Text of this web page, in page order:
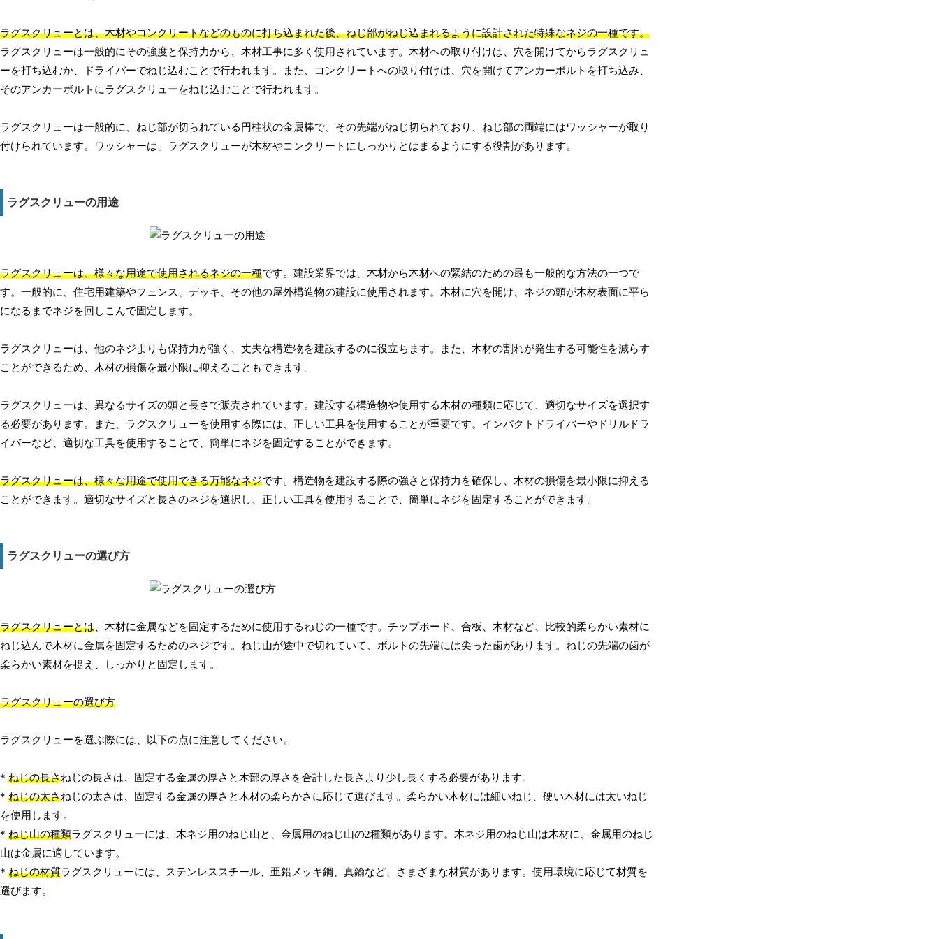
ラグスクリューとは、木材やコンクリートなどのものに打ち込まれた後、ねじ部がねじ込まれるように設計された特殊なネジの一種です。
ラグスクリューは一般的にその強度と保持力から、木材工事に多く使用されています。木材への取り付けは、穴を開けてからラグスクリュ
ーを打ち込むか、ドライバーでねじ込むことで行われます。また、コンクリートへの取り付けは、穴を開けてアンカーボルトを打ち込み、
そのアンカーボルトにラグスクリューをねじ込むことで行われます。
ラグスクリューは一般的に、ねじ部が切られている円柱状の金属棒で、その先端がねじ切られており、ねじ部の両端にはワッシャーが取り
付けられています。ワッシャーは、ラグスクリューが木材やコンクリートにしっかりとはまるようにする役割があります。
ラグスクリューの用途
ラグスクリューは、様々な用途で使用されるネジの一種です。建設業界では、木材から木材への緊結のための最も一般的な方法の一つで
す。一般的に、住宅用建築やフェンス、デッキ、その他の屋外構造物の建設に使用されます。木材に穴を開け、ネジの頭が木材表面に平ら
になるまでネジを回しこんで固定します。
ラグスクリューは、他のネジよりも保持力が強く、丈夫な構造物を建設するのに役立ちます。また、木材の割れが発生する可能性を減らす
ことができるため、木材の損傷を最小限に抑えることもできます。
ラグスクリューは、異なるサイズの頭と長さで販売されています。建設する構造物や使用する木材の種類に応じて、適切なサイズを選択す
る必要があります。また、ラグスクリューを使用する際には、正しい工具を使用することが重要です。インパクトドライバーやドリルドラ
イバーなど、適切な工具を使用することで、簡単にネジを固定することができます。
ラグスクリューは、様々な用途で使用できる万能なネジです。構造物を建設する際の強さと保持力を確保し、木材の損傷を最小限に抑える
ことができます。適切なサイズと長さのネジを選択し、正しい工具を使用することで、簡単にネジを固定することができます。
ラグスクリューの選び方
ラグスクリューとは、木材に金属などを固定するために使用するねじの一種です。チップボード、合板、木材など、比較的柔らかい素材に
ねじ込んで木材に金属を固定するためのネジです。ねじ山が途中で切れていて、ボルトの先端には尖った歯があります。ねじの先端の歯が
柔らかい素材を捉え、しっかりと固定します。
ラグスクリューの選び方
ラグスクリューを選ぶ際には、以下の点に注意してください。
* ねじの長さねじの長さは、固定する金属の厚さと木部の厚さを合計した長さより少し長くする必要があります。
* ねじの太さねじの太さは、固定する金属の厚さと木材の柔らかさに応じて選びます。柔らかい木材には細いねじ、硬い木材には太いねじ
を使用します。
* ねじ山の種類ラグスクリューには、木ネジ用のねじ山と、金属用のねじ山の2種類があります。木ネジ用のねじ山は木材に、金属用のねじ
山は金属に適しています。
* ねじの材質ラグスクリューには、ステンレススチール、亜鉛メッキ鋼、真鍮など、さまざまな材質があります。使用環境に応じて材質を
選びます。